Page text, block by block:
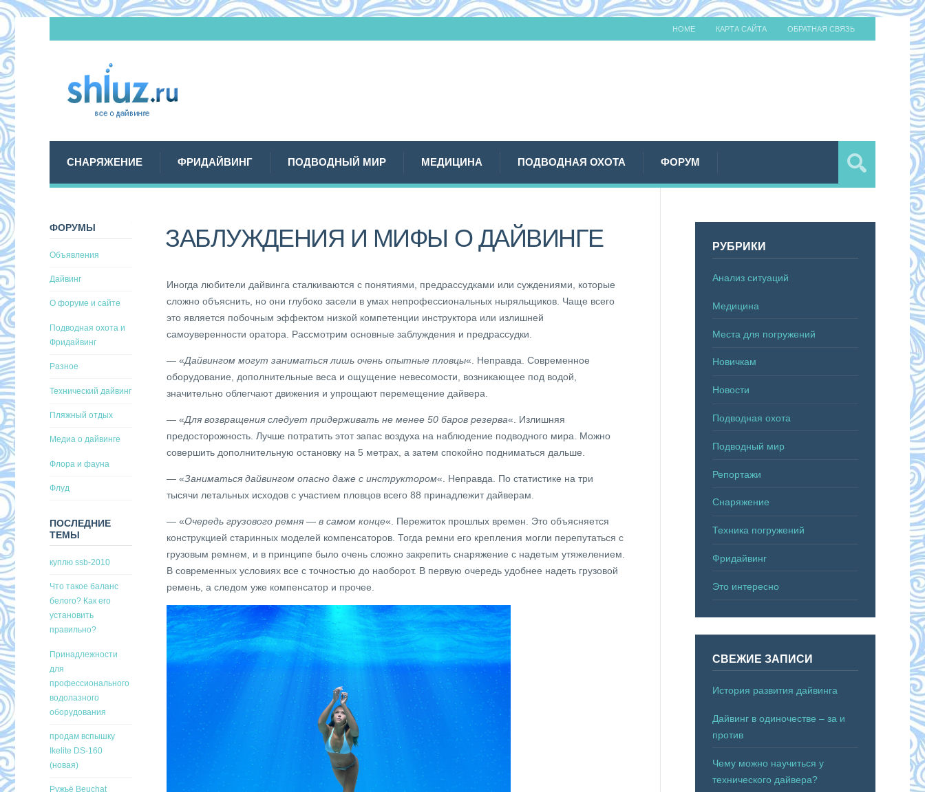
HOME КАРТА САЙТА ОБРАТНАЯ СВЯЗЬ
СНАРЯЖЕНИЕ ФРИДАЙВИНГ ПОДВОДНЫЙ МИР МЕДИЦИНА ПОДВОДНАЯ ОХОТА ФОРУМ
ЗАБЛУЖДЕНИЯ И МИФЫ О ДАЙВИНГЕ
Иногда любители дайвинга сталкиваются с понятиями, предрассудками или суждениями, которые
сложно объяснить, но они глубоко засели в умах непрофессиональных ныряльщиков. Чаще всего
это является побочным эффектом низкой компетенции инструктора или излишней
самоуверенности оратора. Рассмотрим основные заблуждения и предрассудки.
— «Дайвингом могут заниматься лишь очень опытные пловцы«. Неправда. Современное
оборудование, дополнительные веса и ощущение невесомости, возникающее под водой,
значительно облегчают движения и упрощают перемещение дайвера.
— «Для возвращения следует придерживать не менее 50 баров резерва«. Излишняя
предосторожность. Лучше потратить этот запас воздуха на наблюдение подводного мира. Можно
совершить дополнительную остановку на 5 метрах, а затем спокойно подниматься дальше.
— «Заниматься дайвингом опасно даже с инструктором«. Неправда. По статистике на три
тысячи летальных исходов с участием пловцов всего 88 принадлежит дайверам.
— «Очередь грузового ремня — в самом конце«. Пережиток прошлых времен. Это объясняется
конструкцией старинных моделей компенсаторов. Тогда ремни его крепления могли перепутаться с
грузовым ремнем, и в принципе было очень сложно закрепить снаряжение с надетым утяжелением.
В современных условиях все с точностью до наоборот. В первую очередь удобнее надеть грузовой
ремень, а следом уже компенсатор и прочее.
ФОРУМЫ
Объявления
Дайвинг
О форуме и сайте
Подводная охота и
Фридайвинг
Разное
Технический дайвинг
Пляжный отдых
Медиа о дайвинге
Флора и фауна
Флуд
ПОСЛЕДНИЕ
ТЕМЫ
куплю ssb-2010
Что такое баланс
белого? Как его
установить
правильно?
Принадлежности
для
профессионального
водолазного
оборудования
продам вспышку
Ikelite DS-160
(новая)
Ружьё Beuchat
РУБРИКИ
Анализ ситуаций
Медицина
Места для погружений
Новичкам
Новости
Подводная охота
Подводный мир
Репортажи
Снаряжение
Техника погружений
Фридайвинг
Это интересно
СВЕЖИЕ ЗАПИСИ
История развития дайвинга
Дайвинг в одиночестве – за и
против
Чему можно научиться у
технического дайвера?